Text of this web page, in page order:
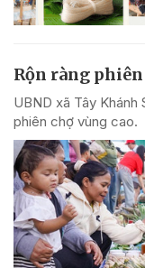
Rộn ràng
UBND xã Tây
phiên chợ vùng cao.